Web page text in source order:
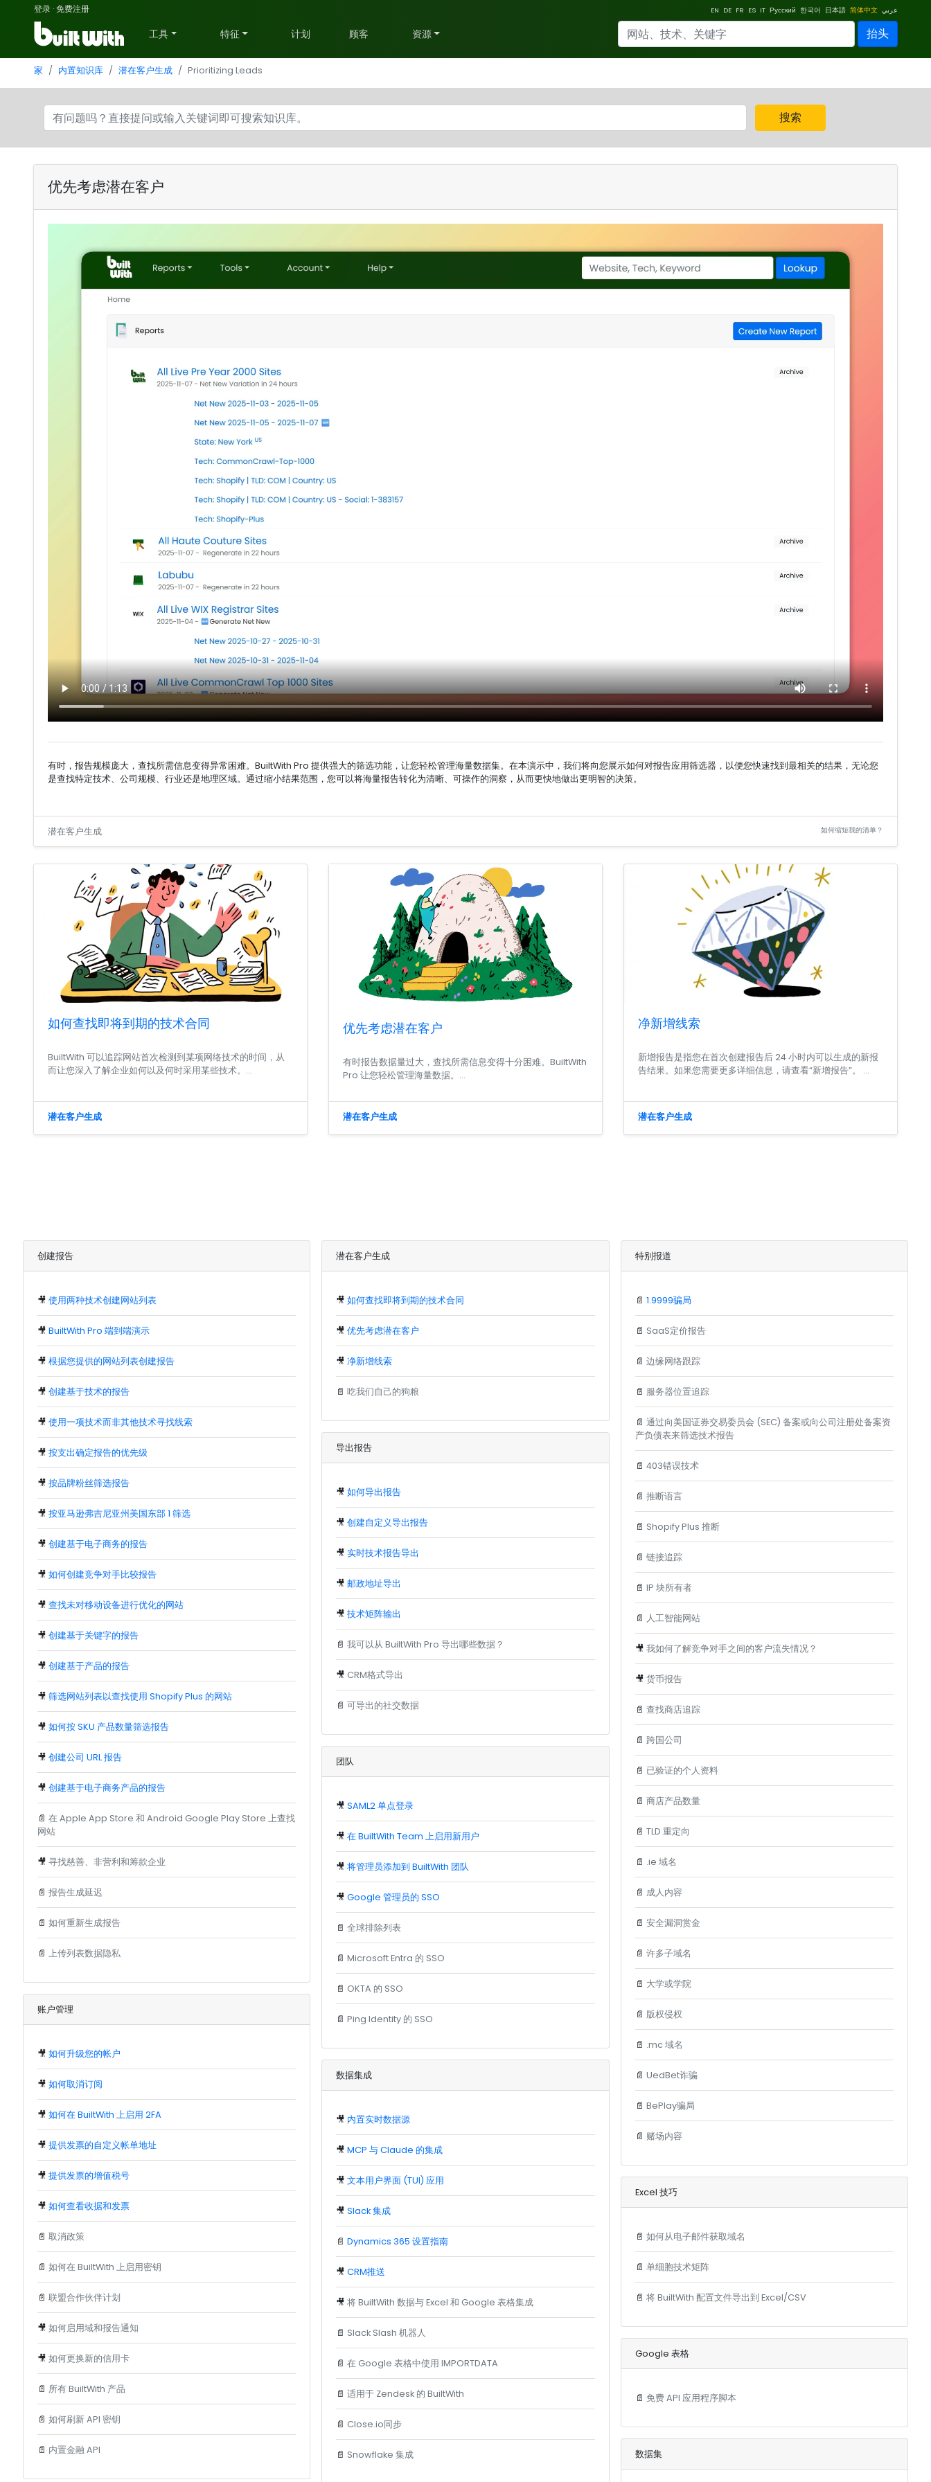
登录 ·免费注册 EN DE FR ES IT Русский 한국어 日本語 简体中文 عربي
工具 特征 计划 顾客 资源 抬头
家 内置知识库 潜在客户生成 Prioritizing Leads
搜索
优先考虑潜在客户
有时，报告规模庞大，查找所需信息变得异常困难。BuiltWith Pro 提供强大的筛选功能，让您轻松管理海量数据集。在本演示中，我们将向您展示如何对报告应用筛选器，以便您快速找到最相关的结果，无论您
是查找特定技术、公司规模、行业还是地理区域。通过缩小结果范围，您可以将海量报告转化为清晰、可操作的洞察，从而更快地做出更明智的决策。
潜在客户生成 如何缩短我的清单？
如何查找即将到期的技术合同
BuiltWith 可以追踪网站首次检测到某项网络技术的时间，从
而让您深入了解企业如何以及何时采用某些技术。...
潜在客户生成
优先考虑潜在客户
有时报告数据量过大，查找所需信息变得十分困难。BuiltWith
Pro 让您轻松管理海量数据。...
潜在客户生成
净新增线索
新增报告是指您在首次创建报告后 24 小时内可以生成的新报
告结果。如果您需要更多详细信息，请查看“新增报告”。 ...
潜在客户生成
创建报告
🎥 使用两种技术创建网站列表
🎥 BuiltWith Pro 端到端演示
🎥 根据您提供的网站列表创建报告
🎥 创建基于技术的报告
🎥 使用一项技术而非其他技术寻找线索
🎥 按支出确定报告的优先级
🎥 按品牌粉丝筛选报告
🎥 按亚马逊弗吉尼亚州美国东部 1 筛选
🎥 创建基于电子商务的报告
🎥 如何创建竞争对手比较报告
🎥 查找未对移动设备进行优化的网站
🎥 创建基于关键字的报告
🎥 创建基于产品的报告
🎥 筛选网站列表以查找使用 Shopify Plus 的网站
🎥 如何按 SKU 产品数量筛选报告
🎥 创建公司 URL 报告
🎥 创建基于电子商务产品的报告
📄 在 Apple App Store 和 Android Google Play Store 上查找
网站
🎥 寻找慈善、非营利和筹款企业
📄 报告生成延迟
📄 如何重新生成报告
📄 上传列表数据隐私
账户管理
🎥 如何升级您的帐户
🎥 如何取消订阅
🎥 如何在 BuiltWith 上启用 2FA
🎥 提供发票的自定义帐单地址
🎥 提供发票的增值税号
🎥 如何查看收据和发票
📄 取消政策
📄 如何在 BuiltWith 上启用密钥
📄 联盟合作伙伴计划
🎥 如何启用域和报告通知
🎥 如何更换新的信用卡
📄 所有 BuiltWith 产品
📄 如何刷新 API 密钥
📄 内置金融 API
潜在客户生成
🎥如何查找即将到期的技术合同
🎥优先考虑潜在客户
🎥净新增线索
📄吃我们自己的狗粮
导出报告
🎥如何导出报告
🎥创建自定义导出报告
🎥实时技术报告导出
🎥邮政地址导出
🎥技术矩阵输出
📄我可以从 BuiltWith Pro 导出哪些数据？
🎥 CRM格式导出
📄可导出的社交数据
团队
🎥SAML2 单点登录
🎥在 BuiltWith Team 上启用新用户
🎥将管理员添加到 BuiltWith 团队
🎥Google 管理员的 SSO
📄全球排除列表
📄Microsoft Entra 的 SSO
📄 OKTA 的 SSO
📄Ping Identity 的 SSO
数据集成
🎥 内置实时数据源
🎥MCP 与 Claude 的集成
🎥文本用户界面 (TUI) 应用
🎥Slack 集成
📄Dynamics 365 设置指南
🎥CRM推送
🎥将 BuiltWith 数据与 Excel 和 Google 表格集成
📄 Slack Slash 机器人
📄在 Google 表格中使用 IMPORTDATA
📄适用于 Zendesk 的 BuiltWith
📄 Close.io同步
📄 Snowflake 集成
特别报道
📄 1.9999骗局
📄 SaaS定价报告
📄 边缘网络跟踪
📄 服务器位置追踪
📄 通过向美国证券交易委员会 (SEC) 备案或向公司注册处备案资
产负债表来筛选技术报告
📄 403错误技术
📄 推断语言
📄 Shopify Plus 推断
📄 链接追踪
📄 IP 块所有者
📄 人工智能网站
🎥 我如何了解竞争对手之间的客户流失情况？
🎥 货币报告
📄 查找商店追踪
📄 跨国公司
📄 已验证的个人资料
📄 商店产品数量
📄 TLD 重定向
📄 .ie 域名
📄 成人内容
📄 安全漏洞赏金
📄 许多子域名
📄 大学或学院
📄 版权侵权
📄 .mc 域名
📄 UedBet诈骗
📄 BePlay骗局
📄 赌场内容
Excel 技巧
📄 如何从电子邮件获取域名
📄 单细胞技术矩阵
📄 将 BuiltWith 配置文件导出到 Excel/CSV
Google 表格
📄 免费 API 应用程序脚本
数据集